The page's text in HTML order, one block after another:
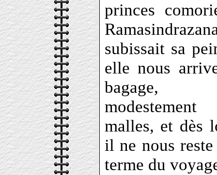
princes
subissait sa
elle nous
bagage,
malles, et dès
il ne nous
terme du